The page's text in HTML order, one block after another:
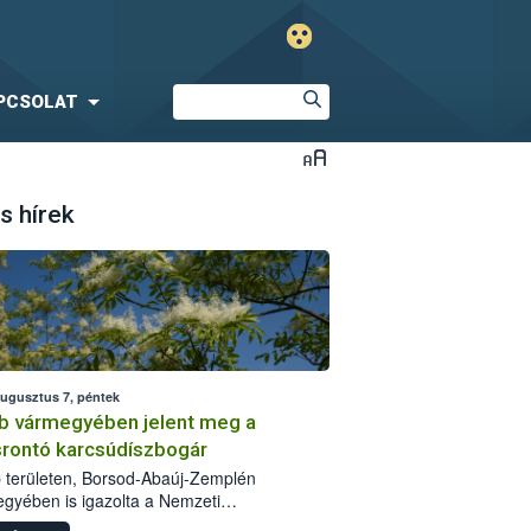
hírek
7, péntek
vármegyében jelent meg a
karcsúdíszbogár
területen, Borsod-Abaúj-Zemplén
is igazolta a Nemzeti
biztonsági Hivatal (Nébih) a